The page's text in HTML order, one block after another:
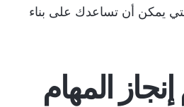
يمكن أن تساعدك على بناء
المهام